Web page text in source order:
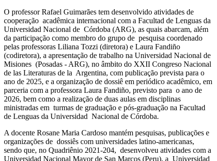
O professor Rafael Guimarães tem desenvolvido atividades de
cooperação acadêmica internacional com a Facultad de Lenguas da
Universidad Nacional de Córdoba (ARG), as quais abarcam, além
da participação como membro do grupo de pesquisa coordenado
pelas professoras Liliana Tozzi (diretora) e Laura Fandiño
(codiretora), a apresentação de trabalho na Universidad Nacional de
Misiones (Posadas - ARG), no âmbito do XXII Congreso Nacional
de las Literaturas de la Argentina, com publicação prevista para o
ano de 2025, e a organização de dossiê em periódico acadêmico, em
parceria com a professora Laura Fandiño, previsto para o ano de
2026, bem como a realização de duas aulas em disciplinas
ministradas em turmas de graduação e pós-graduação na Facultad
de Lenguas da Universidad Nacional de Córdoba.
A docente Rosane Maria Cardoso mantém pesquisas, publicações e
organizações de dossiês com universidades latino-americanas,
sendo que, no Quadriênio 2021-204, desenvolveu atividades com a
Universidad Nacional Mayor de San Marcos (Peru), a Universidad